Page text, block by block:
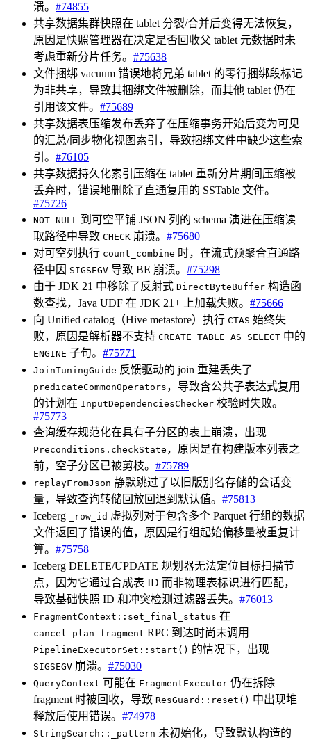
溃。 #74855
共享数据集群快照在 tablet 分裂/合并后变得无法恢复，
原因是快照管理器在决定是否回收父 tablet 元数据时未
考虑重新分片任务。 #75638
文件捆绑 vacuum 错误地将兄弟 tablet 的零行捆绑段标记
为非共享，导致其捆绑文件被删除，而其他 tablet 仍在
引用该文件。 #75689
共享数据表压缩发布丢弃了在压缩事务开始后变为可见
的汇总/同步物化视图索引，导致捆绑文件中缺少这些索
引。 #76105
共享数据持久化索引压缩在 tablet 重新分片期间压缩被
丢弃时，错误地删除了直通复用的 SSTable 文件。
#75726
NOT NULL 到可空平铺 JSON 列的 schema 演进在压缩读
取路径中导致 CHECK 崩溃。 #75680
对可空列执行 count_combine 时，在流式预聚合直通路
径中因 SIGSEGV 导致 BE 崩溃。 #75298
由于 JDK 21 中移除了反射式 DirectByteBuffer 构造函
数查找，Java UDF 在 JDK 21+ 上加载失败。 #75666
向 Unified catalog（Hive metastore）执行 CTAS 始终失
败，原因是解析器不支持 CREATE TABLE AS SELECT 中的
ENGINE 子句。 #75771
JoinTuningGuide 反馈驱动的 join 重建丢失了
predicateCommonOperators ，导致含公共子表达式复用
的计划在 InputDependenciesChecker 校验时失败。
#75773
查询缓存规范化在具有子分区的表上崩溃，出现
Preconditions.checkState ，原因是在构建版本列表之
前，空子分区已被剪枝。 #75789
replayFromJson 静默跳过了以旧版别名存储的会话变
量，导致查询转储回放回退到默认值。 #75813
Iceberg
_row_id 虚拟列对于包含多个 Parquet 行组的数据
文件返回了错误的值，原因是行组起始偏移量被重复计
算。 #75758
Iceberg DELETE/UPDATE 规划器无法定位目标扫描节
点，因为它通过合成表 ID 而非物理表标识进行匹配，
导致基础快照 ID 和冲突检测过滤器丢失。 #76013
FragmentContext::set_final_status 在
cancel_plan_fragment RPC 到达时尚未调用
PipelineExecutorSet::start() 的情况下，出现
SIGSEGV 崩溃。 #75030
QueryContext 可能在 FragmentExecutor 仍在拆除
fragment 时被回收，导致 ResGuard::reset() 中出现堆
释放后使用错误。 #74978
StringSearch::_pattern 未初始化，导致默认构造的